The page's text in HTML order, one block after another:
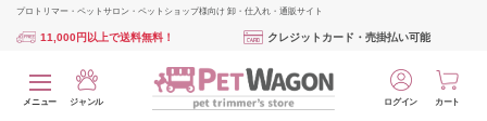
プロトリマー・ペットサロン・ペットショップ様向け 卸・仕入れ・通販サイト
11,000円以上で送料無料！ クレジットカード・売掛払い可能
メニュー ジャンル ログイン カート